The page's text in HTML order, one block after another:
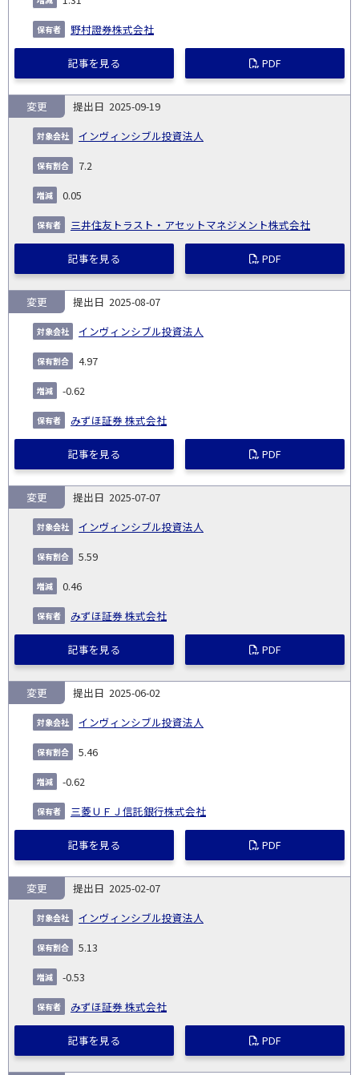
野村證券株式会社
記事を見る PDF
2025-09-19
インヴィンシブル投資法人
変更
7.2
0.05
三井住友トラスト・アセットマネジメント株式会社
記事を見る PDF
2025-08-07
インヴィンシブル投資法人
変更
4.97
-0.62
みずほ証券 株式会社
記事を見る PDF
2025-07-07
インヴィンシブル投資法人
変更
5.59
0.46
みずほ証券 株式会社
記事を見る PDF
2025-06-02
インヴィンシブル投資法人
変更
5.46
-0.62
三菱ＵＦＪ信託銀行株式会社
記事を見る PDF
2025-02-07
インヴィンシブル投資法人
変更
5.13
-0.53
みずほ証券 株式会社
記事を見る PDF